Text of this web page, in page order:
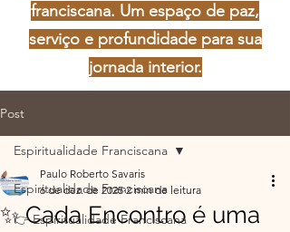
franciscana. Um espaço de paz,
serviço e profundidade para sua
jornada interior.
Post
Espiritualidade Franciscana
👉 Espiritualidade Franciscana
Espiritualidade Franciscana
✨ Cada Encontro é uma
Paulo Roberto Savaris
6 de dez. de 2025 2 min de leitura